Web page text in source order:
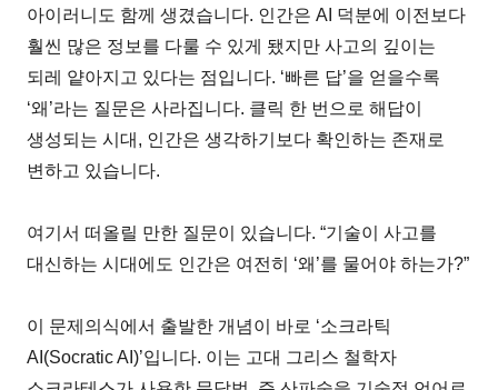
아이러니도 함께 생겼습니다. 인간은 AI 덕분에 이전보다
훨씬 많은 정보를 다룰 수 있게 됐지만 사고의 깊이는
되레 얕아지고 있다는 점입니다. ‘빠른 답’을 얻을수록
‘왜’라는 질문은 사라집니다. 클릭 한 번으로 해답이
생성되는 시대, 인간은 생각하기보다 확인하는 존재로
변하고 있습니다.
여기서 떠올릴 만한 질문이 있습니다. “기술이 사고를
대신하는 시대에도 인간은 여전히 ‘왜’를 물어야 하는가?”
이 문제의식에서 출발한 개념이 바로 ‘소크라틱
AI(Socratic AI)’입니다. 이는 고대 그리스 철학자